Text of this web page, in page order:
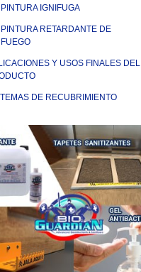
PINTURA IGNIFUGA
PINTURA RETARDANTE DE
FUEGO
Y USOS FINALES DEL
DE RECUBRIMIENTO